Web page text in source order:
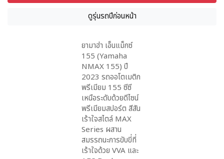
ดูรุ่นรถปีก่อนหน้า
ยามาฮ่า เอ็นแม็กซ์
155 (Yamaha
NMAX 155) ปี
2023 รถออโตเมติก
พรีเมียม 155 ซีซี
เหนือระดับด้วยดีไซน์
พรีเมียมสปอร์ต สีสัน
เร้าใจสไตล์ MAX
Series ผสาน
สมรรถนะการขับขี่ที่
เร้าใจด้วย VVA และ